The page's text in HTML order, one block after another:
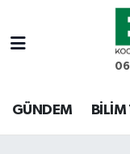
GÜNDEM BİLİM
Kocaeli
Kocaeli Hava